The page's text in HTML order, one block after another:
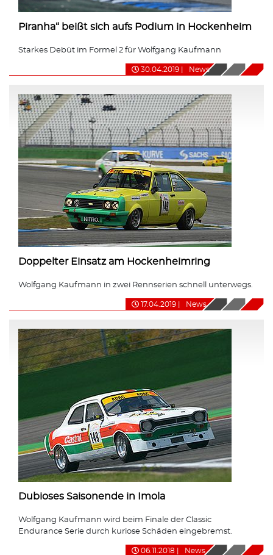
Piranha“ beißt sich aufs Podium in Hockenheim
Starkes Debüt im Formel 2 für Wolfgang Kaufmann
30.04.2019 News
Doppelter Einsatz am Hockenheimring
Wolfgang Kaufmann in zwei Rennserien schnell unterwegs.
17.04.2019 News
Dubioses Saisonende in Imola
Wolfgang Kaufmann wird beim Finale der Classic
Endurance Serie durch kuriose Schäden eingebremst.
06.11.2018 News